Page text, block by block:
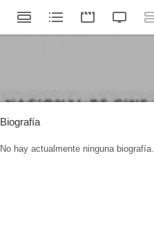
Biografía
No hay actualmente ninguna biografía.